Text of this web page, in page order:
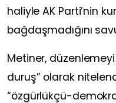
haliyle AK Parti’nin
bağdaşmadığını
Metiner,
duruş” olarak
“özgürlükçü-